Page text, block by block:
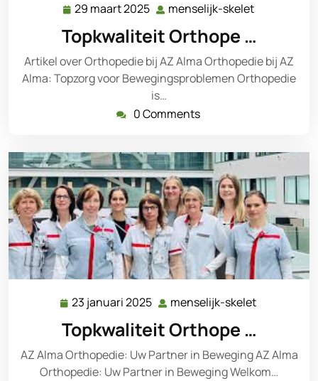
29 maart 2025 29
maart
2025
menselijk-skelet
Topkwaliteit Orthope …
Artikel over Orthopedie bij AZ Alma Orthopedie bij AZ
Alma: Topzorg voor Bewegingsproblemen Orthopedie
is…
0 Comments
23 januari 2025 23
januari
2025
menselijk-skelet
Topkwaliteit Orthope …
AZ Alma Orthopedie: Uw Partner in Beweging AZ Alma
Orthopedie: Uw Partner in Beweging Welkom…